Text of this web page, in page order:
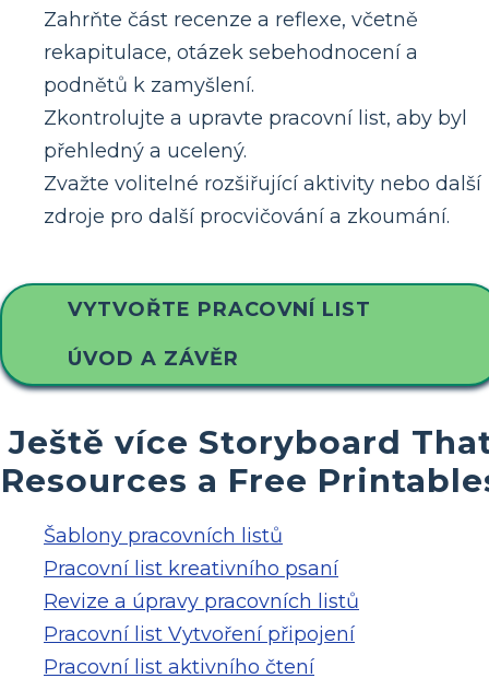
Zahrňte část recenze a reflexe, včetně
rekapitulace, otázek sebehodnocení a
podnětů k zamyšlení.
Zkontrolujte a upravte pracovní list, aby byl
přehledný a ucelený.
Zvažte volitelné rozšiřující aktivity nebo další
zdroje pro další procvičování a zkoumání.
VYTVOŘTE PRACOVNÍ LIST
ÚVOD A ZÁVĚR
Ještě více Storyboard
Resources a Free
Šablony pracovních listů
Pracovní list kreativního psaní
Revize a úpravy pracovních listů
Pracovní list Vytvoření připojení
Pracovní list aktivního čtení